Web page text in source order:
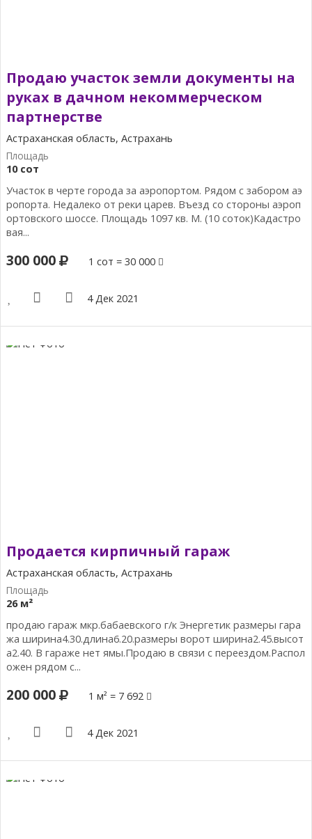
Продаю участок земли документы на
руках в дачном некоммерческом
партнерстве
Астраханская область, Астрахань
10 сот
Участок в черте города за аэропортом. Рядом с забором аэ
ропорта. Недалеко от реки царев. Въезд со стороны аэроп
ортовского шоссе. Площадь 1097 кв. М. (10 соток)Кадастро
вая...
300 000 1 сот = 30 000
4 Дек 2021
Продается кирпичный гараж
Астраханская область, Астрахань
26 м²
продаю гараж мкр.бабаевского г/к Энергетик размеры гара
жа ширина4.30.длина6.20.размеры ворот ширина2.45.высот
а2.40. В гараже нет ямы.Продаю в связи с переездом.Распол
ожен рядом с...
200 000 1 м² = 7 692
4 Дек 2021